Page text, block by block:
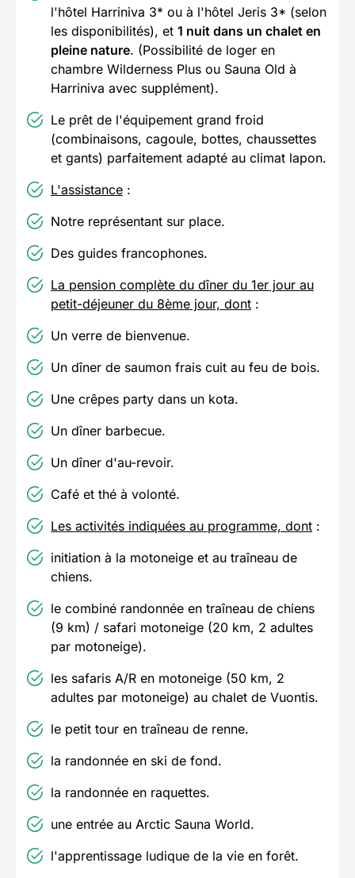
l'hôtel Harriniva 3* ou à l'hôtel Jeris 3* (selon
les disponibilités), et 1 nuit dans un chalet en
pleine nature. (Possibilité de loger en
chambre Wilderness Plus ou Sauna Old à
Harriniva avec supplément).
Le prêt de l'équipement grand froid
(combinaisons, cagoule, bottes, chaussettes
et gants) parfaitement adapté au climat lapon.
L'assistance :
Notre représentant sur place.
Des guides francophones.
La pension complète du dîner du 1er jour au
petit-déjeuner du 8ème jour, dont :
Un verre de bienvenue.
Un dîner de saumon frais cuit au feu de bois.
Une crêpes party dans un kota.
Un dîner barbecue.
Un dîner d'au-revoir.
Café et thé à volonté.
Les activités indiquées au programme, dont :
initiation à la motoneige et au traîneau de
chiens.
le combiné randonnée en traîneau de chiens
(9 km) / safari motoneige (20 km, 2 adultes
par motoneige).
les safaris A/R en motoneige (50 km, 2
adultes par motoneige) au chalet de Vuontis.
le petit tour en traîneau de renne.
la randonnée en ski de fond.
la randonnée en raquettes.
une entrée au Arctic Sauna World.
l'apprentissage ludique de la vie en forêt.